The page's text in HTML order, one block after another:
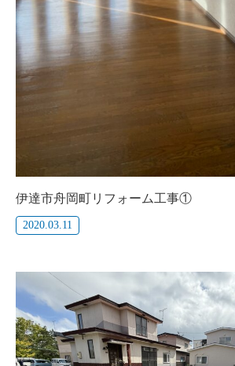
伊達市舟岡町リフォーム工事①
2020.03.11